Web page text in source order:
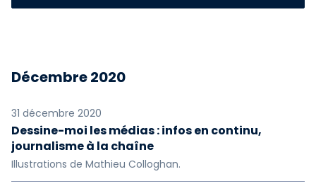
2014
2011
2008 2007
2005 2004 2003
Décembre 2020
31 décembre 2020
Dessine-moi les médias : infos en continu,
journalisme à la chaîne
Illustrations de Mathieu Colloghan.